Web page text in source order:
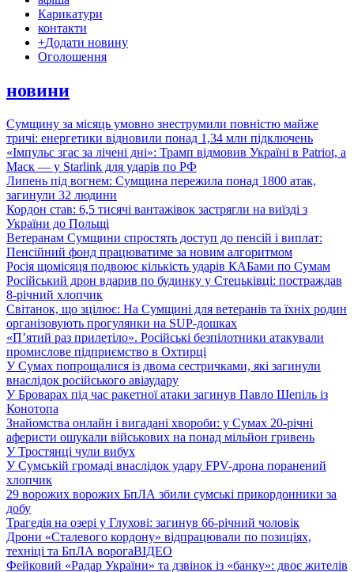
Карикатури
контакти
+Додати новину
Оголошення
новини
Сумщину за місяць умовно знеструмили повністю майже
тричі: енергетики відновили понад 1,34 млн підключень
«Імпульс згас за лічені дні»: Трамп відмовив Україні в Patriot, а
Маск — у Starlink для ударів по РФ
Липень під вогнем: Сумщина пережила понад 1800 атак,
загинули 32 людини
Кордон став: 6,5 тисячі вантажівок застрягли на виїзді з
України до Польщі
Ветеранам Сумщини спростять доступ до пенсій і виплат:
Пенсійний фонд працюватиме за новим алгоритмом
Росія щомісяця подвоює кількість ударів КАБами по Сумам
Російський дрон вдарив по будинку у Стецьківці: постраждав
8-річний хлопчик
Світанок, що зцілює: На Сумщині для ветеранів та їхніх родин
організовують прогулянки на SUP-дошках
«П’ятий раз прилетіло». Російські безпілотники атакували
промислове підприємство в Охтирці
У Сумах попрощалися із двома сестричками, які загинули
внаслідок російського авіаудару
У Броварах під час ракетної атаки загинув Павло Шепіль із
Конотопа
Знайомства онлайн і вигадані хвороби: у Сумах 20-річні
аферисти ошукали військових на понад мільйон гривень
У Тростянці чули вибух
У Сумській громаді внаслідок удару FPV-дрона поранений
хлопчик
29 ворожих ворожих БпЛА збили сумські прикордонники за
добу
Трагедія на озері у Глухові: загинув 66-річний чоловік
Дрони «Сталевого кордону» відпрацювали по позиціях,
техніці та БпЛА ворогаВІДЕО
Фейковий «Радар України» та дзвінок із «банку»: двоє жителів